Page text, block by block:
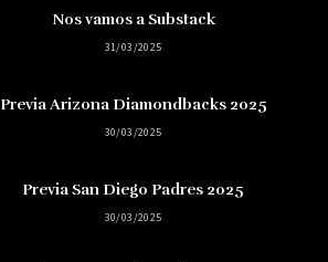
Nos vamos a Substack
31/03/2025
Previa Arizona Diamondbacks 2025
30/03/2025
Previa San Diego Padres 2025
30/03/2025